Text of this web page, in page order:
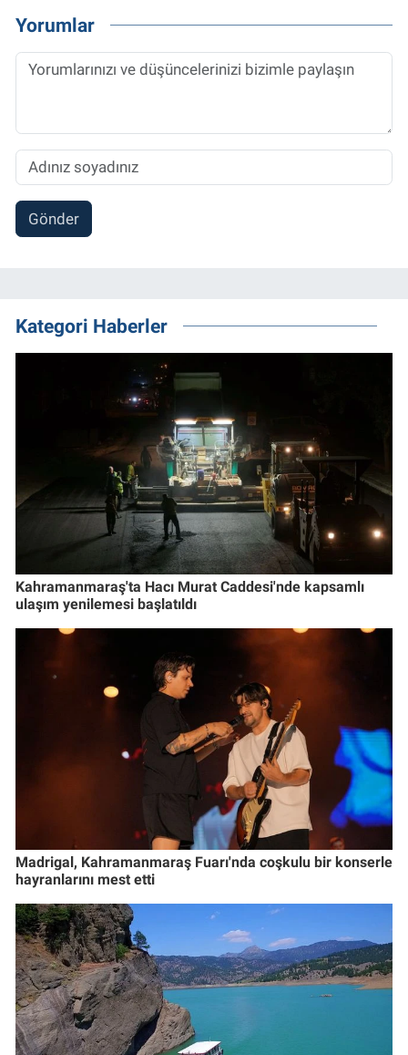
Yorumlar
Gönder
Kategori Haberler
Kahramanmaraş'ta Hacı Murat Caddesi'nde kapsamlı
ulaşım yenilemesi başlatıldı
Madrigal, Kahramanmaraş Fuarı'nda coşkulu bir konserle
hayranlarını mest etti